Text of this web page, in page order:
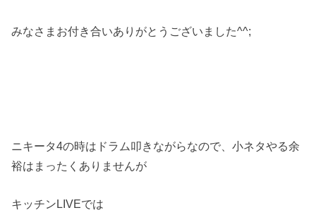
みなさまお付き合いありがとうございました^^;
ニキータ4の時はドラム叩きながらなので、小ネタやる余
裕はまったくありませんが
キッチンLIVEでは